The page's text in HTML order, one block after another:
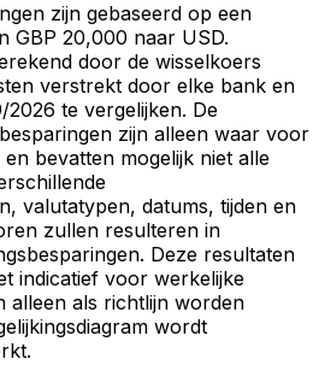
zijn gebaseerd op een
GBP 20,000 naar USD.
door de wisselkoers
verstrekt door elke bank en
te vergelijken. De
zijn alleen waar voor
bevatten mogelijk niet alle
valutatypen, datums, tijden en
zullen resulteren in
Deze resultaten
indicatief voor werkelijke
alleen als richtlijn worden
wordt